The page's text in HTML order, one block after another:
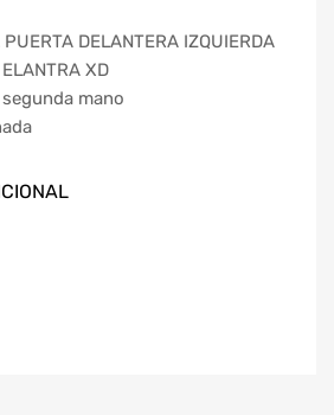
DELANTERA IZQUIERDA
XD
mano